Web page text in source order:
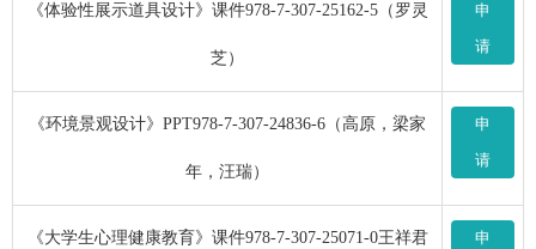
《体验性展示道具设计》课件978-7-307-25162-5（罗灵
芝）
申
请
《环境景观设计》PPT978-7-307-24836-6（高原，梁家
年，汪瑞）
申
请
《大学生心理健康教育》课件978-7-307-25071-0王祥君
申